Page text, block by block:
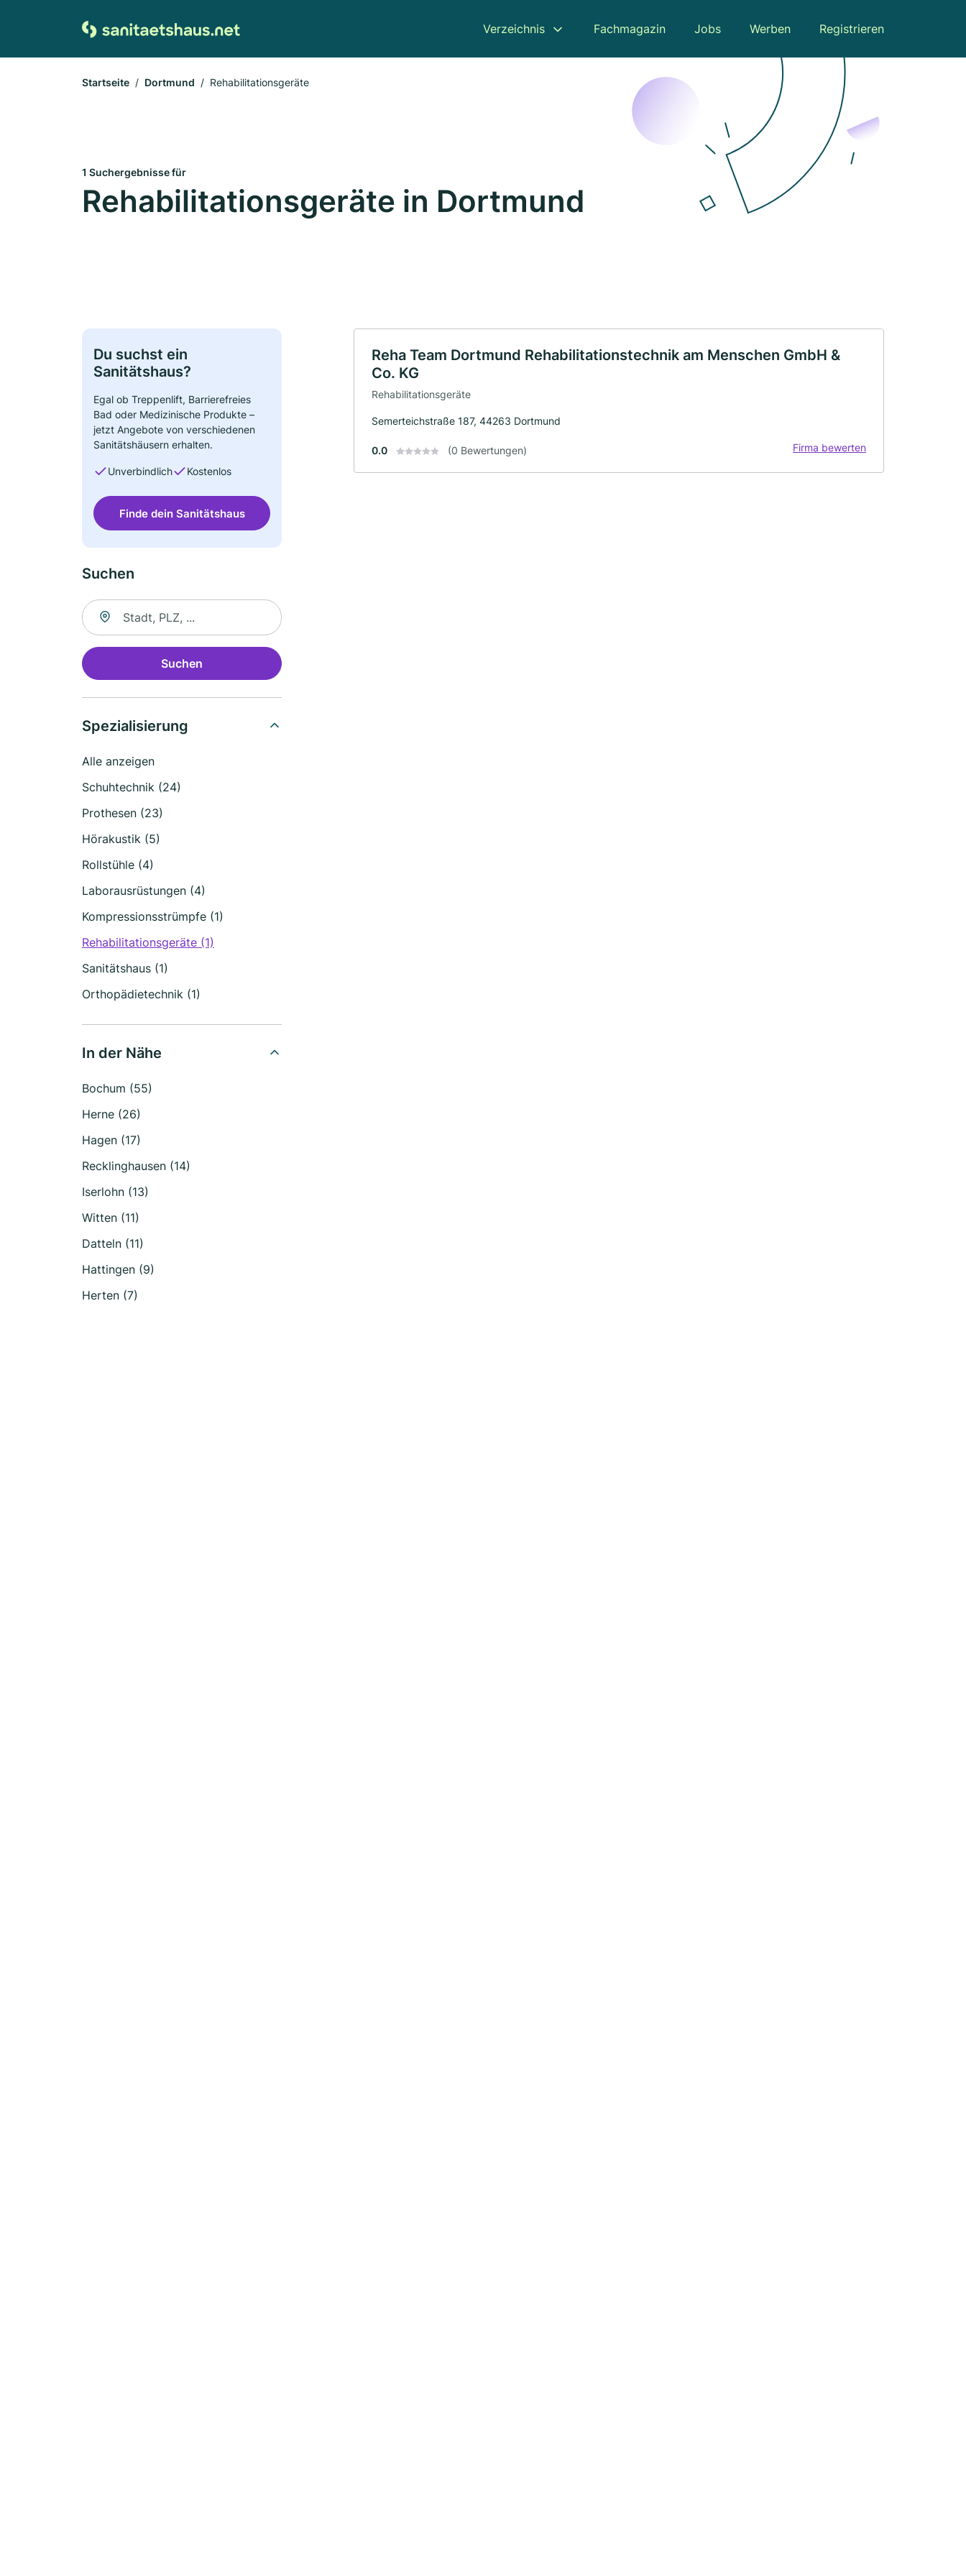
Verzeichnis Fachmagazin Jobs Werben Registrieren
Startseite Dortmund Rehabilitationsgeräte
1 Suchergebnisse für
Rehabilitationsgeräte in Dortmund
Du suchst ein
Sanitätshaus?
Egal ob Treppenlift, Barrierefreies
Bad oder Medizinische Produkte –
jetzt Angebote von verschiedenen
Sanitätshäusern erhalten.
Unverbindlich Kostenlos
Finde dein Sanitätshaus
Suchen
Suche nach Ort
Suchen
Spezialisierung
Alle anzeigen
Schuhtechnik (24)
Prothesen (23)
Hörakustik (5)
Rollstühle (4)
Laborausrüstungen (4)
Kompressionsstrümpfe (1)
Rehabilitationsgeräte (1)
Sanitätshaus (1)
Orthopädietechnik (1)
In der Nähe
Bochum (55)
Herne (26)
Hagen (17)
Recklinghausen (14)
Iserlohn (13)
Witten (11)
Datteln (11)
Hattingen (9)
Herten (7)
Reha Team Dortmund Rehabilitationstechnik am Menschen GmbH &
Co. KG
Rehabilitationsgeräte
Semerteichstraße 187, 44263 Dortmund
0.0 (0 Bewertungen) Firma bewerten